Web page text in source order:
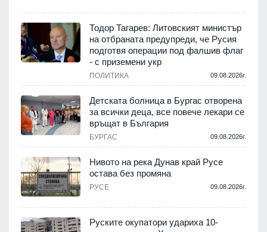
Тодор Тагарев: Литовският министър
на отбраната предупреди, че Русия
подготвя операции под фалшив флаг
- с приземени укр
ПОЛИТИКА 09.08.2026г.
Детската болница в Бургас отворена
за всички деца, все повече лекари се
връщат в България
БУРГАС 09.08.2026г.
Нивото на река Дунав край Русе
остава без промяна
РУСЕ 09.08.2026г.
Руските окупатори удариха 10-